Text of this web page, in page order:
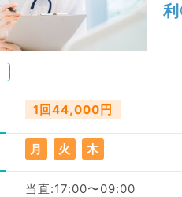
1回44,000円
月 火 木
当直:17:00〜09:00